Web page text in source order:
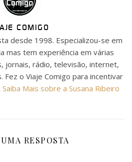
COMIGO
desde 1998. Especializou-se em
mas tem experiência em várias
jornais, rádio, televisão, internet,
Fez o Viaje Comigo para incentivar
Saiba Mais sobre a Susana Ribeiro
RESPOSTA